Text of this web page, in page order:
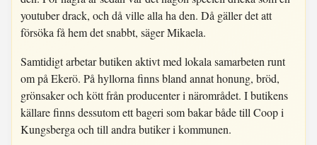
youtuber drack, och då ville alla ha den. Då gäller det att
försöka få hem det snabbt, säger Mikaela.
Samtidigt arbetar butiken aktivt med lokala samarbeten runt
om på Ekerö. På hyllorna finns bland annat honung, bröd,
grönsaker och kött från producenter i närområdet. I butikens
källare finns dessutom ett bageri som bakar både till Coop i
Kungsberga och till andra butiker i kommunen.